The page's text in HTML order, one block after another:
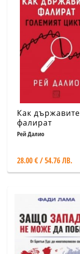
Как държавите
фалират
Рей Далио
28.00 € / 54.76 ЛВ.